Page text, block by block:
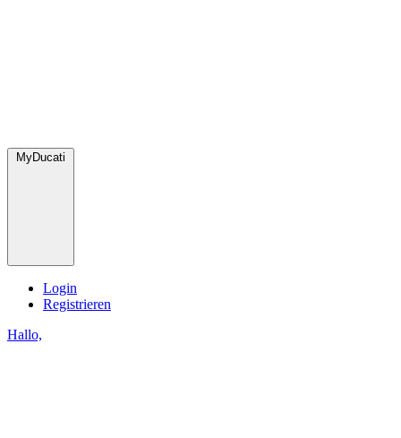
MyDucati
Login
Registrieren
Hallo,